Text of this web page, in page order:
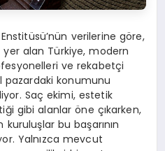
verilerine göre,
yer alan Türkiye, modern
ve rekabetçi
pazardaki konumunu
Saç ekimi, estetik
gibi alanlar öne çıkarken,
bu başarının
Yalnızca mevcut